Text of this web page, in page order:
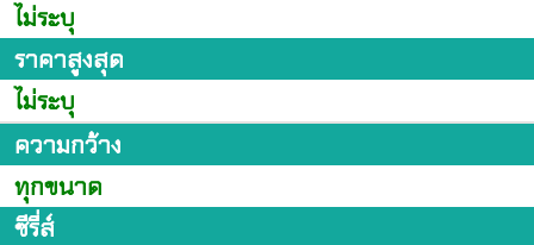
ไม่ระบุ
ราคาสูงสุด
ไม่ระบุ
ความกว้าง
ทุกขนาด
ซีรี่ส์